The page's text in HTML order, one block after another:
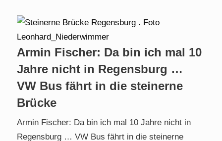
Armin Fischer: Da bin ich mal 10
Jahre nicht in Regensburg …
VW Bus fährt in die steinerne
Brücke
Armin Fischer: Da bin ich mal 10 Jahre nicht in
Regensburg … VW Bus fährt in die steinerne